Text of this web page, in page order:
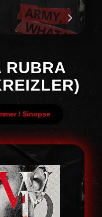
RUBRA
/ Sinopse